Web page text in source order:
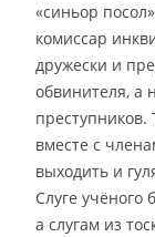
«синьор
комиссар
дружески и
обвинителя, а
преступников.
вместе с
выходить и
Слуге учёного
а слугам из